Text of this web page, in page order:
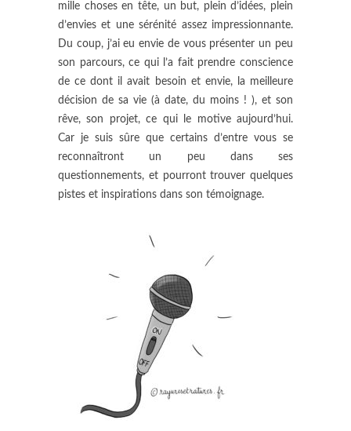
mille choses en tête, un but, plein d’idées, plein
d’envies et une sérénité assez impressionnante.
Du coup, j’ai eu envie de vous présenter un peu
son parcours, ce qui l’a fait prendre conscience
de ce dont il avait besoin et envie, la meilleure
décision de sa vie (à date, du moins ! ), et son
rêve, son projet, ce qui le motive aujourd’hui.
Car je suis sûre que certains d’entre vous se
reconnaîtront un peu dans ses
questionnements, et pourront trouver quelques
pistes et inspirations dans son témoignage.